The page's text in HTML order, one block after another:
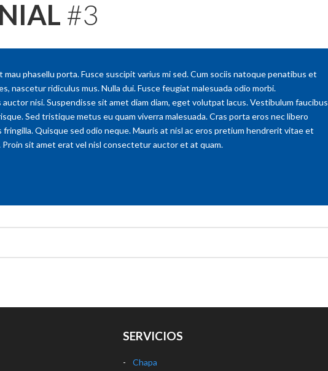
#3
phasellu porta. Fusce suscipit varius mi sed. Cum sociis natoque penatibus et
nascetur ridiculus mus. Nulla dui. Fusce feugiat malesuada odio morbi.
nisi. Suspendisse sit amet diam diam, eget volutpat lacus. Vestibulum faucibus
Sed tristique metus eu quam viverra malesuada. Cras porta eros nec libero
fringilla. Quisque sed odio neque. Mauris at nisl ac eros pretium hendrerit vitae et
sit amet erat vel nisl consectetur auctor et at quam.
SERVICIOS
Chapa